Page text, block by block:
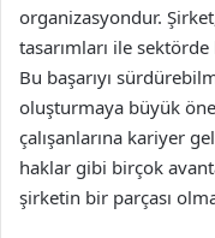
organizasyondur.
tasarımları ile
Bu başarıyı
oluşturmaya büyük
çalışanlarına kariyer
haklar gibi birçok
şirketin bir parçası